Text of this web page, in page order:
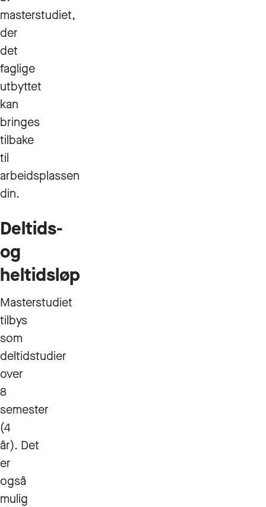
masterstudiet,
der
det
faglige
utbyttet
kan
bringes
tilbake
til
arbeidsplassen
din.
Deltids-
og
heltidsløp
Masterstudiet
tilbys
som
deltidstudier
over
8
semester
(4
år). Det
er
også
mulig